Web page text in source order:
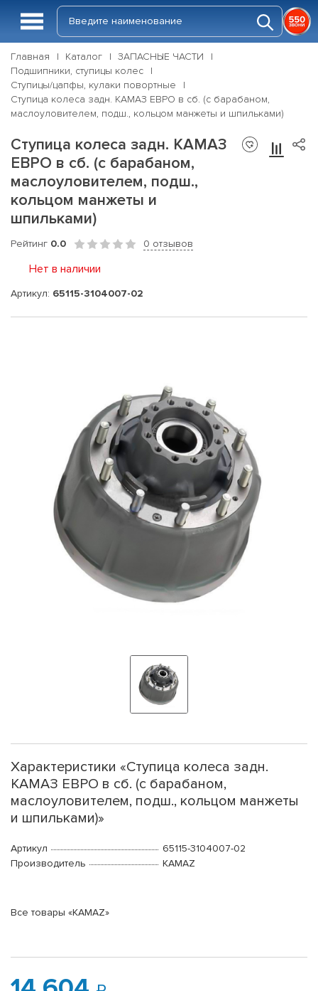
Главная Каталог
ЗАПАСНЫЕ ЧАСТИ
Подшипники, ступицы колес
Ступицы/цапфы, кулаки повортные
Ступица колеса задн. КАМАЗ ЕВРО в сб. (с барабаном,
маслоуловителем, подш., кольцом манжеты и шпильками)
Ступица колеса задн. КАМАЗ
ЕВРО в сб. (с барабаном,
маслоуловителем, подш.,
кольцом манжеты и
шпильками)
Рейтинг 0.0 0 отзывов
Нет в наличии
Артикул: 65115-3104007-02
Характеристики «Ступица колеса задн.
КАМАЗ ЕВРО в сб. (с барабаном,
маслоуловителем, подш., кольцом манжеты
и шпильками)»
Артикул
65115-3104007-02
Производитель
KAMAZ
Все товары «KAMAZ»